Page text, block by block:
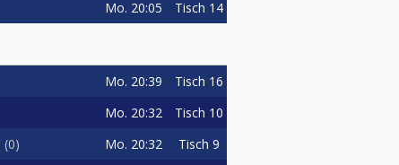
Mo. 20:05 Tisch 14
Mo. 20:39 Tisch 16
Mo. 20:32 Tisch 10
0 Mo. 20:32 Tisch 9